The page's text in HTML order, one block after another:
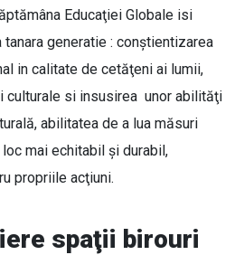
Educaţiei Globale isi
generatie : conştientizarea
in calitate de cetăţeni ai lumii,
culturale si insusirea unor abilităţi
abilitatea de a lua măsuri
mai echitabil şi durabil,
propriile acţiuni.
spaţii birouri